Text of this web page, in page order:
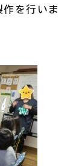
を行いま